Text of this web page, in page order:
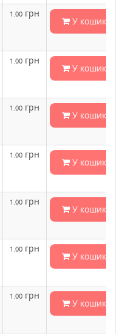
1.00 грн
У кошик
1.00 грн
У кошик
1.00 грн
У кошик
1.00 грн
У кошик
1.00 грн
У кошик
1.00 грн
У кошик
1.00 грн
У кошик